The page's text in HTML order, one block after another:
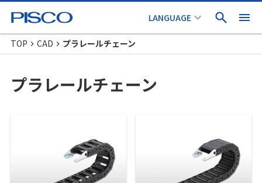
TOP CAD プラレールチェーン
プラレールチェーン